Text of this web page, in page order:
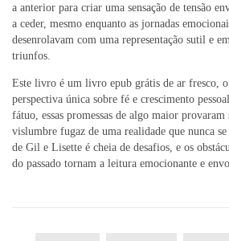
a anterior para criar uma sensação de tensão
a ceder, mesmo enquanto as jornadas
desenrolavam com uma representação sutil e
triunfos.
Este livro é um livro epub grátis de ar fresco,
perspectiva única sobre fé e crescimento
fátuo, essas promessas de algo maior
vislumbre fugaz de uma realidade que nunca
de Gil e Lisette é cheia de desafios, e os
do passado tornam a leitura emocionante e